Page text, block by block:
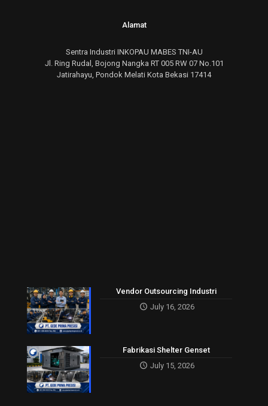
Alamat
Sentra Industri INKOPAU MABES TNI-AU
Jl. Ring Rudal, Bojong Nangka RT 005 RW 07 No.101
Jatirahayu, Pondok Melati Kota Bekasi 17414
Vendor Outsourcing Industri
July 16, 2026
Fabrikasi Shelter Genset
July 15, 2026